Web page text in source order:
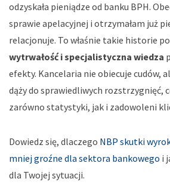
odzyskała pieniądze od banku BPH.
sprawie apelacyjnej i otrzymałam już
relacjonuje. To właśnie takie historie
wytrwałość i specjalistyczna wiedza
efekty. Kancelaria nie obiecuje cudów,
dąży do sprawiedliwych rozstrzygnięć,
zarówno statystyki, jak i zadowoleni
Dowiedz się, dlaczego NBP skutki
mniej groźne dla sektora bankowego i
dla Twojej sytuacji.